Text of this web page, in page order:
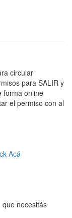
circular
para SALIR y
forma online
el permiso con al
Acá
necesitás